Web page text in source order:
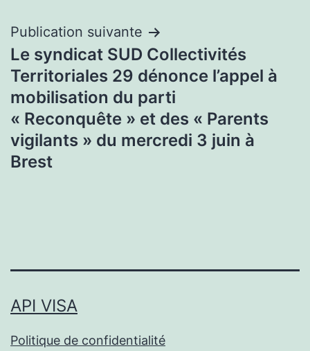
Publication suivante
Le syndicat SUD Collectivités
Territoriales 29 dénonce l’appel à
mobilisation du parti
« Reconquête » et des « Parents
vigilants » du mercredi 3 juin à
Brest
API VISA
Politique de confidentialité